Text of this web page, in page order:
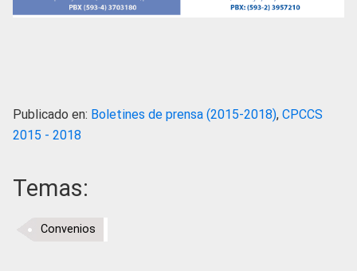
Publicado en: Boletines de prensa (2015-2018), CPCCS
2015 - 2018
Temas:
Convenios